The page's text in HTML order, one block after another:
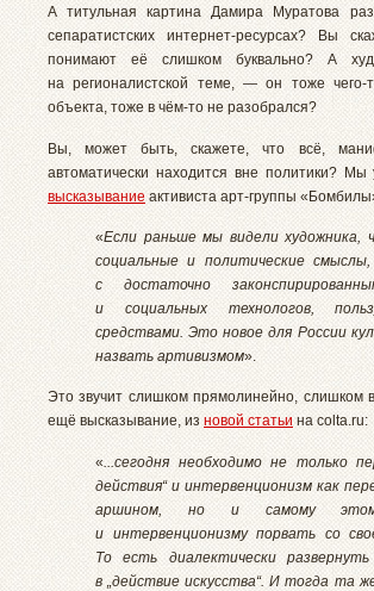
А титульная картина Дамира Муратова
сепаратистских интернет-ресурсах? Вы
понимают её слишком буквально? А
на регионалистской теме, — он тоже
объекта, тоже в чём-то не разобрался?
Вы, может быть, скажете, что всё,
автоматически находится вне политики?
высказывание активиста арт-группы
«Если раньше мы видели художника,
социальные и политические
с достаточно
и социальных технологов,
средствами. Это новое для России
назвать артивизмом».
Это звучит слишком прямолинейно, слишком
ещё высказывание, из новой статьи на colta.ru:
«...сегодня необходимо не только
действия“ и интервенционизм как
аршином, но и самому этому
и интервенционизму порвать со
То есть диалектически
в „действие искусства“. И тогда та